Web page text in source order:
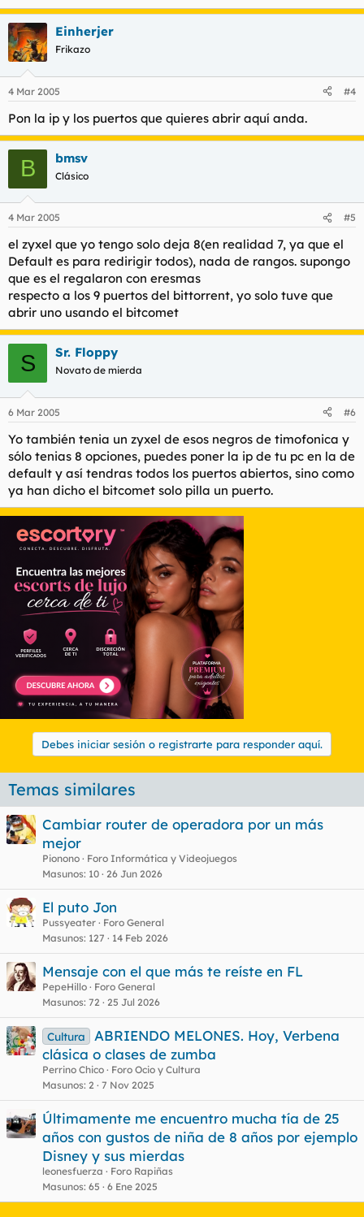
Einherjer
Frikazo
4 Mar 2005 #4
Pon la ip y los puertos que quieres abrir aquí anda.
B bmsv
Clásico
4 Mar 2005 #5
el zyxel que yo tengo solo deja 8(en realidad 7, ya que el
Default es para redirigir todos), nada de rangos. supongo
que es el regalaron con eresmas
respecto a los 9 puertos del bittorrent, yo solo tuve que
abrir uno usando el bitcomet
S Sr. Floppy
Novato de mierda
6 Mar 2005 #6
Yo también tenia un zyxel de esos negros de timofonica y
sólo tenias 8 opciones, puedes poner la ip de tu pc en la de
default y así tendras todos los puertos abiertos, sino como
ya han dicho el bitcomet solo pilla un puerto.
Debes iniciar sesión o registrarte para responder aquí.
Temas similares
Cambiar router de operadora por un más
mejor
Pionono
Foro Informática y Videojuegos
Masunos 10 26 Jun 2026
El puto Jon
Pussyeater
Foro General
Masunos 127 14 Feb 2026
Mensaje con el que más te reíste en FL
PepeHillo
Foro General
Masunos 72 25 Jul 2026
Cultura
ABRIENDO MELONES. Hoy, Verbena
clásica o clases de zumba
Perrino Chico
Foro Ocio y Cultura
Masunos 2 7 Nov 2025
Últimamente me encuentro mucha tía de 25
años con gustos de niña de 8 años por ejemplo
Disney y sus mierdas
leonesfuerza
Foro Rapiñas
Masunos 65 6 Ene 2025